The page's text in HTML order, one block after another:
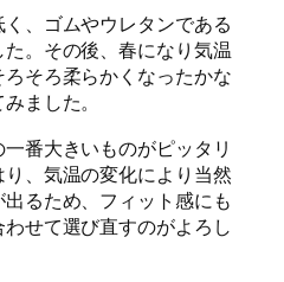
、ゴムやウレタンである
。その後、春になり気温
そろ柔らかくなったかな
ました。
番大きいものがピッタリ
、気温の変化により当然
るため、フィット感にも
せて選び直すのがよろし